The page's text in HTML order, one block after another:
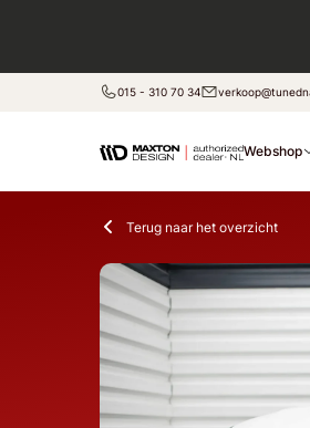
015 - 310 70 34
Webshop
Terug naar het overzicht